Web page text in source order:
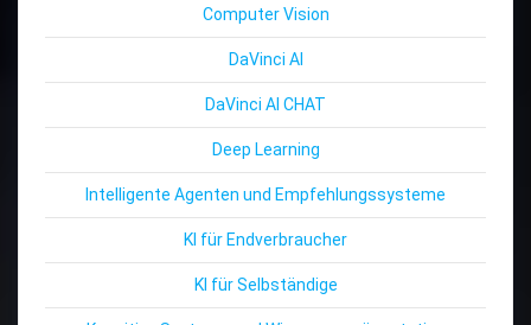
Computer Vision
DaVinci AI
DaVinci AI CHAT
Deep Learning
Intelligente Agenten und Empfehlungssysteme
KI für Endverbraucher
KI für Selbständige